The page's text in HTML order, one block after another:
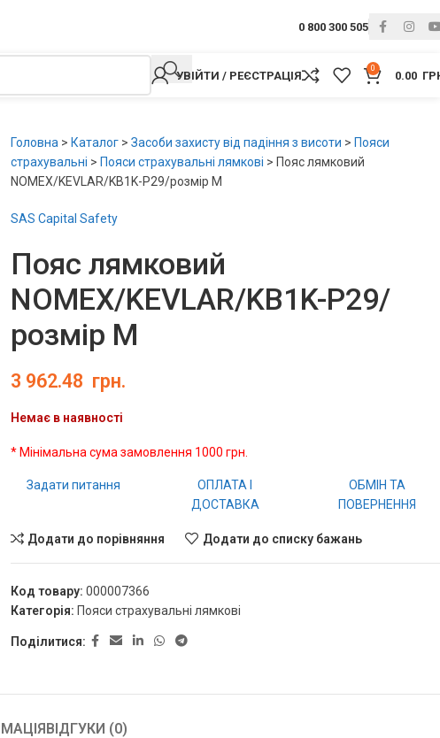
0 800 300 505
УВІЙТИ / РЕЄСТРАЦІЯ
0
0.00
Головна > Каталог> Засоби захисту від падіння з висоти > Пояси
страхувальні > Пояси страхувальні лямкові > Пояс лямковий
NOMEX/KEVLAR/KB1K-P29/розмір М
SAS Capital Safety
Пояс лямковий
NOMEX/KEVLAR/KB1K-P29/
розмір М
3 962.48 грн.
Немає в наявності
* Мінімальна сума замовлення 1000 грн.
Задати питання
ОПЛАТА І
ДОСТАВКА
ОБМІН ТА
ПОВЕРНЕННЯ
Додати до порівняння Додати до списку бажань
Код товару: 000007366
Категорія: Пояси страхувальні лямкові
Поділитися:
ВІДГУКИ (0)